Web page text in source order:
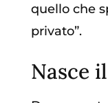
quello che
privato”.
Nasce